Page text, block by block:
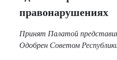
правонарушениях
Принят Палатой
Одобрен Советом